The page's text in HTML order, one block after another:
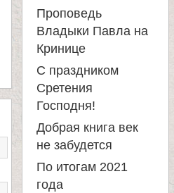
Проповедь
Владыки Павла на
Кринице
С праздником
Сретения
Господня!
Добрая книга век
не забудется
По итогам 2021
года